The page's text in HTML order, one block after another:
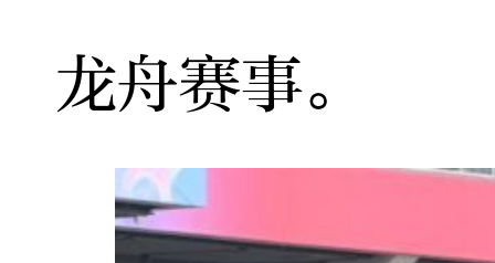
龙舟赛事。